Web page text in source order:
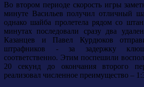
Во втором периоде скорость игры
минуте Васильев получил отличный
однако шайба пролетела рядом со
минутах последовали сразу два
Казанцев и Павел Курдюков
штрафников - за задержку
соответственно. Этим поспешили
20 секунд до окончания второго
реализовал численное преимущество –